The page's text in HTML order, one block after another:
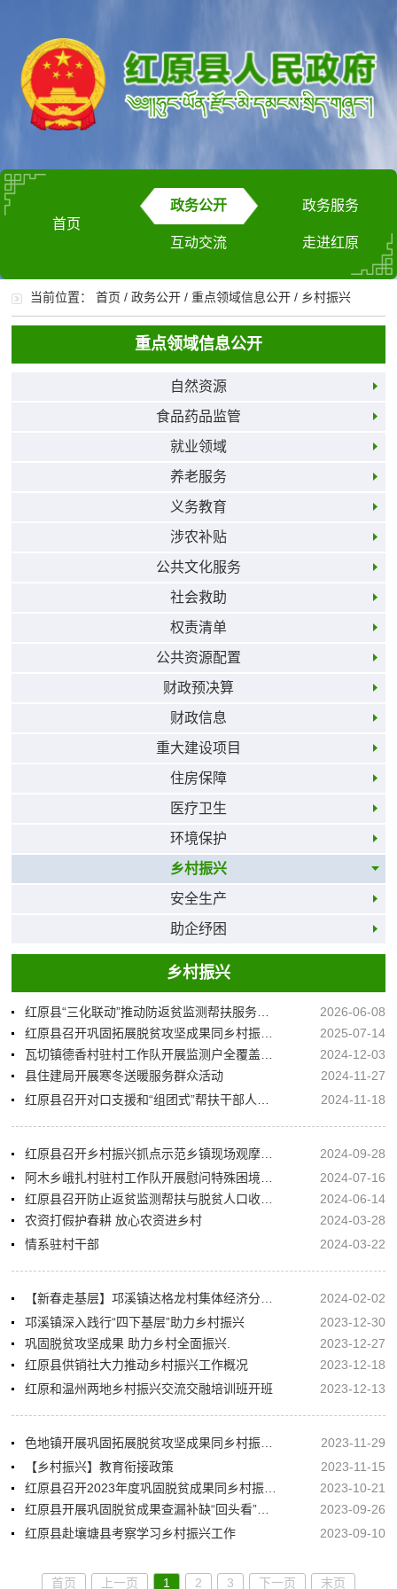
首页
政务公开 政务服务
互动交流 走进红原
当前位置：首页 /政务公开 /重点领域信息公开 / 乡村振兴
重点领域信息公开
自然资源
食品药品监管
就业领域
养老服务
义务教育
涉农补贴
公共文化服务
社会救助
权责清单
公共资源配置
财政预决算
财政信息
重大建设项目
住房保障
医疗卫生
环境保护
乡村振兴
安全生产
助企纾困
乡村振兴
2026-06-08
2025-07-14
2024-12-03
县住建局开展寒冬送暖服务群众活动
2024-11-27
2024-11-18
2024-09-28
2024-07-16
2024-06-14
农资打假护春耕 放心农资进乡村
2024-03-28
情系驻村干部
2024-03-22
2024-02-02
邛溪镇深入践行“四下基层”助力乡村振兴
2023-12-30
巩固脱贫攻坚成果 助力乡村全面振兴.
2023-12-27
红原县供销社大力推动乡村振兴工作概况
2023-12-18
红原和温州两地乡村振兴交流交融培训班开班
2023-12-13
2023-11-29
【乡村振兴】教育衔接政策
2023-11-15
2023-10-21
2023-09-26
红原县赴壤塘县考察学习乡村振兴工作
2023-09-10
首页 上一页 1 2 3 下一页 末页